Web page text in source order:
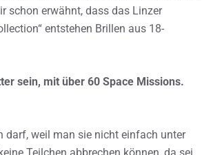
schon erwähnt, dass das Linzer
entstehen Brillen aus 18-
sein, mit über 60 Space Missions.
darf, weil man sie nicht einfach unter
Teilchen abbrechen können, da sei